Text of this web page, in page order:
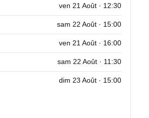
ven 21 Août · 12:30
sam 22 Août · 15:00
ven 21 Août · 16:00
sam 22 Août · 11:30
dim 23 Août · 15:00